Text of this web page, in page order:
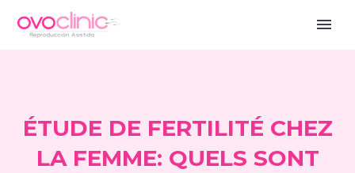
ÉTUDE DE FERTILITÉ CHEZ
LA FEMME: QUELS SONT